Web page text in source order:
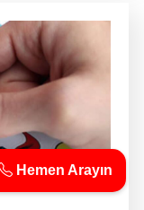
Hemen Arayın